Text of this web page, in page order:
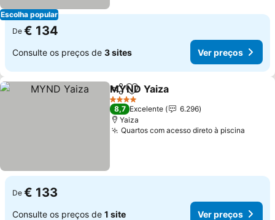
Escolha popular
De € 134
Consulte os preços de 3 sites Ver preços
PartilharAdicionar aos favoritos
MYND Yaiza
4 Estrelas
8,7 Excelente
6.296
Yaiza
Quartos com acesso direto à piscina
De € 133
Consulte os preços de 1 site Ver preços